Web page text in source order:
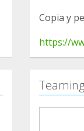
Copia y
https://